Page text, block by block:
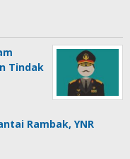
Tindak
Rambak, YNR